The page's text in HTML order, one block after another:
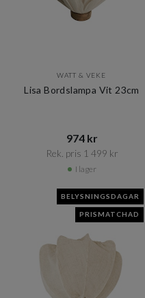
WATT & VEKE
Lisa Bordslampa Vit 23cm
974 kr​​
Rek. pris 1 499 kr​​
I lager
BELYSNINGSDAGAR
PRISMATCHAD